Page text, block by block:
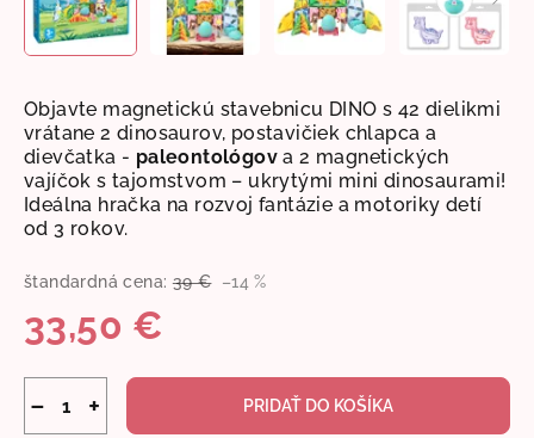
Objavte magnetickú stavebnicu DINO s 42 dielikmi
vrátane 2 dinosaurov, postavičiek chlapca a
dievčatka - paleontológov a 2 magnetických
vajíčok s tajomstvom – ukrytými mini dinosaurami!
Ideálna hračka na rozvoj fantázie a motoriky detí
od 3 rokov.
štandardná cena: 39 € –14 %
33,50 €
+
− PRIDAŤ DO KOŠÍKA